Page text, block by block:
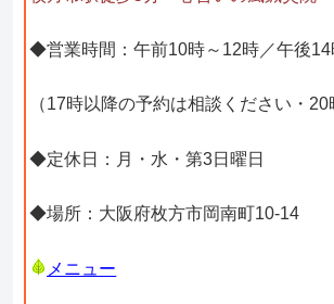
◆営業時間：午前10時～12時／午後14
（17時以降の予約は相談ください・20
◆定休日：月・水・第3日曜日
◆場所：大阪府枚方市岡南町10-14
メニュー